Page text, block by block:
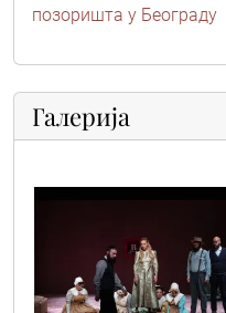
позоришта у Београду
Галерија